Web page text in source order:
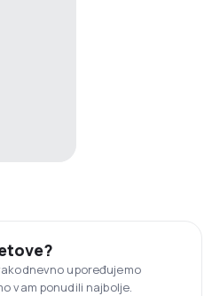
upoređujemo
vam ponudili najbolje.